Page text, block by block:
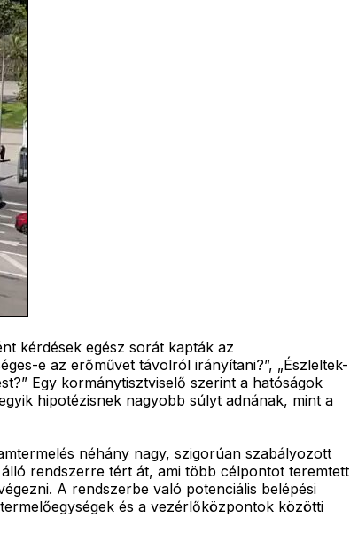
kérdések egész sorát kapták az
e az erőművet távolról irányítani?”, „Észleltek-
Egy kormánytisztviselő szerint a hatóságok
hipotézisnek nagyobb súlyt adnának, mint a
néhány nagy, szigorúan szabályozott
rendszerre tért át, ami több célpontot teremtett
A rendszerbe való potenciális belépési
és a vezérlőközpontok közötti